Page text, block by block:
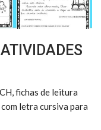
fichas de leitura
letra cursiva para